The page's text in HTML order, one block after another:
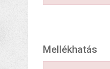
Mellékhatás